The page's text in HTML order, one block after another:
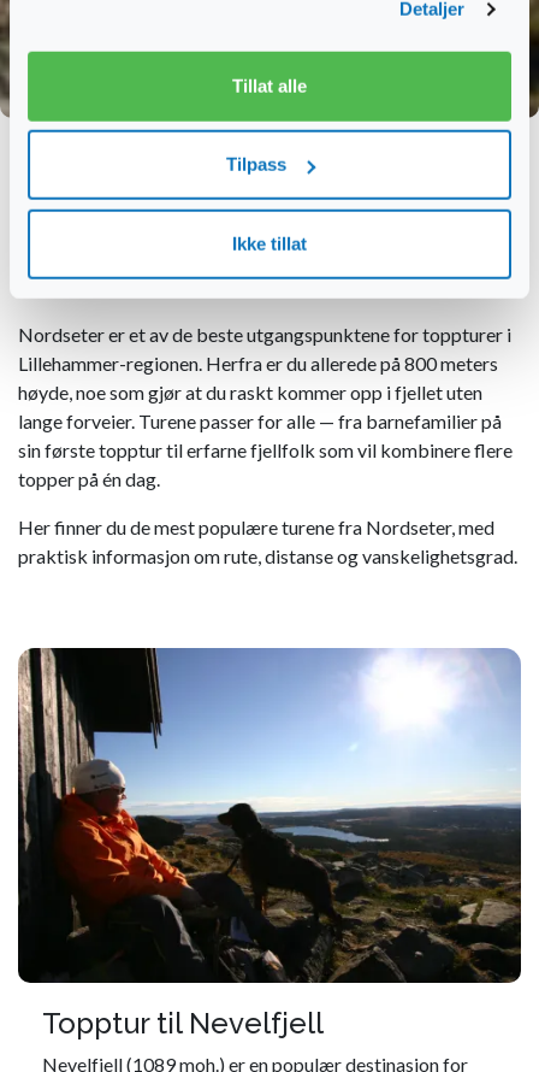
Detaljer
Tillat alle
Tilpass
Ikke tillat
Toppturer på Nordseter-
opplevelser for alle nivåer
Sommeraktiviteter
Nordseter er et av de beste utgangspunktene for toppturer i
Lillehammer-regionen. Herfra er du allerede på 800 meters
høyde, noe som gjør at du raskt kommer opp i fjellet uten
lange forveier. Turene passer for alle — fra barnefamilier på
sin første topptur til erfarne fjellfolk som vil kombinere flere
topper på én dag.
Her finner du de mest populære turene fra Nordseter, med
praktisk informasjon om rute, distanse og vanskelighetsgrad.
Topptur til Nevelfjell
Nevelfjell (1089 moh.) er en populær destinasjon for